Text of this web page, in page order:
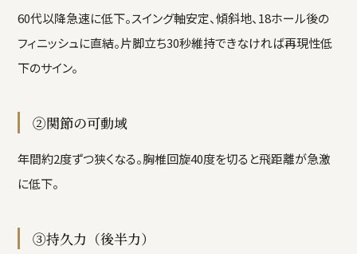
60代以降急速に低下。スイング軸安定、傾斜地、18ホール後の
フィニッシュに直結。片脚立ち30秒維持できなければ再現性低
下のサイン。
②関節の可動域
年間約2度ずつ狭くなる。胸椎回旋40度を切ると飛距離が急激
に低下。
③持久力（後半力）